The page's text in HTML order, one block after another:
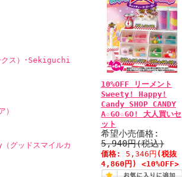
クス）･Sekiguchi
）
グッドスマイルカ
10%OFF リーメント
Sweety! Happy!
Candy SHOP CANDY
A☆GO☆GO! 大人買いセ
ット
希望小売価格:
5,940円(税込)
価格: 5,346円 (税抜
4,860円) <10%OFF>